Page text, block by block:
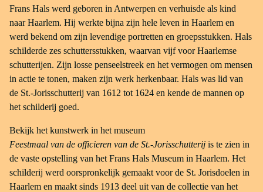
Frans Hals werd geboren in Antwerpen en verhuisde als kind
naar Haarlem. Hij werkte bijna zijn hele leven in Haarlem en
werd bekend om zijn levendige portretten en groepsstukken. Hals
schilderde zes schuttersstukken, waarvan vijf voor Haarlemse
schutterijen. Zijn losse penseelstreek en het vermogen om mensen
in actie te tonen, maken zijn werk herkenbaar. Hals was lid van
de St.-Jorisschutterij van 1612 tot 1624 en kende de mannen op
het schilderij goed.
Bekijk het kunstwerk in het museum
Feestmaal van de officieren van de St.-Jorisschutterij is te zien in
de vaste opstelling van het Frans Hals Museum in Haarlem. Het
schilderij werd oorspronkelijk gemaakt voor de St. Jorisdoelen in
Haarlem en maakt sinds 1913 deel uit van de collectie van het